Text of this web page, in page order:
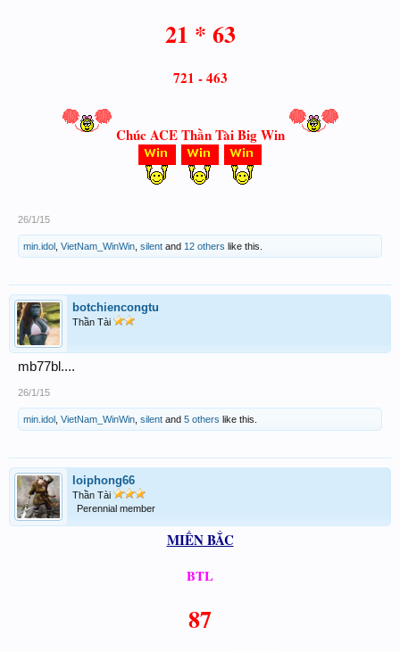
21 * 63
721 - 463
Chúc ACE Thần Tài Big Win
26/1/15
min.idol VietNam_WinWin silent and 12 others like this.
botchiencongtu
Thần Tài
mb77bl....
26/1/15
min.idol VietNam_WinWin silent and 5 others like this.
loiphong66
Thần Tài
Perennial member
MIỀN BẮC
BTL
87